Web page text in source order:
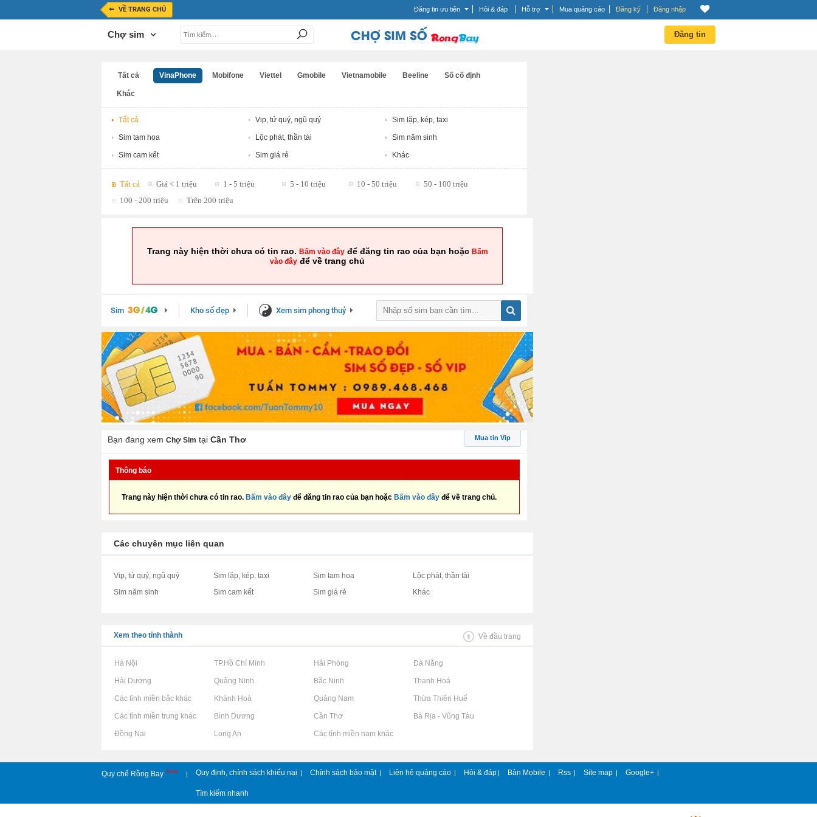
VỀ TRANG CHỦ Đăng tin ưu tiên Hỏi & đáp Hỗ trợ Mua quảng cáo Đăng ký Đăng nhập
Chợ sim Đăng tin
Tất cả VinaPhone Mobifone Viettel Gmobile Vietnamobile Beeline Số cố định
Khác
Tất cả Vip, tứ quý, ngũ quý Sim lặp, kép, taxi
Sim tam hoa Lộc phát, thần tài Sim năm sinh
Sim cam kết Sim giá rẻ Khác
Tất cả Giá < 1 triệu 1 - 5 triệu 5 - 10 triệu 10 - 50 triệu
50 - 100 triệu
100 - 200 triệu
Trên 200 triệu
Trang này hiện thời chưa có tin rao. Bấm vào đâyđể đăng tin rao của bạn hoặc Bấm
vào đây để về trang chủ
Sim Kho số đẹp Xem sim phong thuỷ
Bạn đang xem Chợ Sim tại Cần Thơ Mua tin Vip
Thông báo
Trang này hiện thời chưa có tin rao. Bấm vào đây để đăng tin rao của bạn hoặc Bấm vào đây để về trang chủ.
Các chuyên mục liên quan
Vip, tứ quý, ngũ quý Sim lặp, kép, taxi Sim tam hoa
Lộc phát, thần tài
Sim năm sinh
Sim cam kết Sim giá rẻ Khác
Xem theo tỉnh thành Về đầu trang
Rao vặt tại Hà Nội Rao vặt tại TP.Hồ Chí Minh Rao vặt tại Hải Phòng Rao vặt tại Đà Nẵng
Rao vặt tại Hải Dương Rao vặt tại Quảng Ninh Rao vặt tại Bắc Ninh Rao vặt tại Thanh Hoá
Rao vặt tại Các tỉnh miền bắc khácRao vặt tại Khánh Hoà Rao vặt tại Quảng Nam Rao vặt tại Thừa Thiên Huế
Rao vặt tại Các tỉnh miền trung khácRao vặt tại Bình Dương Rao vặt tại Cần Thơ Rao vặt tại Bà Rịa - Vũng Tàu
Rao vặt tại Đồng Nai Rao vặt tại Long An Rao vặt tại Các tỉnh miền nam khác
Quy chế Rồng Bay New | Quy định, chính sách khiếu nại | Chính sách bảo mật | Liên hệ quảng cáo | Hỏi & đáp | Bản Mobile | Rss | Site map | Google+ |
Tìm kiếm nhanh